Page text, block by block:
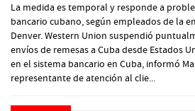
La medida es temporal y responde a
bancario cubano, según empleados de la
Denver. Western Union suspendió
envíos de remesas a Cuba desde Estados
en el sistema bancario en Cuba, informó
representante de atención al clie...